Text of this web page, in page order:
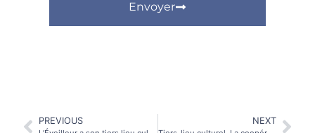
Envoyer
PREVIOUS NEXT